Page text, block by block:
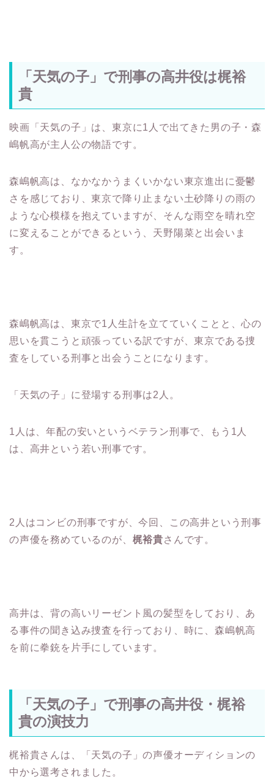
「天気の子」で刑事の高井役は梶裕
貴
映画「天気の子」は、東京に1人で出てきた男の子・森
嶋帆高が主人公の物語です。
森嶋帆高は、なかなかうまくいかない東京進出に憂鬱
さを感じており、東京で降り止まない土砂降りの雨の
ような心模様を抱えていますが、そんな雨空を晴れ空
に変えることができるという、天野陽菜と出会いま
す。
森嶋帆高は、東京で1人生計を立てていくことと、心の
思いを貫こうと頑張っている訳ですが、東京である捜
査をしている刑事と出会うことになります。
「天気の子」に登場する刑事は2人。
1人は、年配の安いというベテラン刑事で、もう1人
は、高井という若い刑事です。
2人はコンビの刑事ですが、今回、この高井という刑事
の声優を務めているのが、 梶裕貴さんです。
高井は、背の高いリーゼント風の髪型をしており、あ
る事件の聞き込み捜査を行っており、時に、森嶋帆高
を前に拳銃を片手にしています。
「天気の子」で刑事の高井役・梶裕
貴の演技力
梶裕貴さんは、「天気の子」の声優オーディションの
中から選考されました。